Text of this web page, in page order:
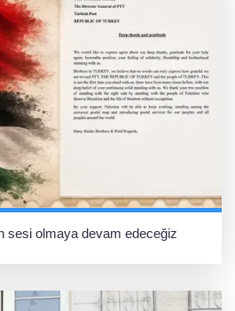
sesi olmaya devam edeceğiz